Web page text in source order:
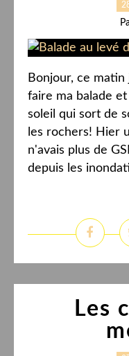
Bonjour, ce
faire ma balade
soleil qui sort de
les rochers! Hier
n'avais plus de
depuis les
Les